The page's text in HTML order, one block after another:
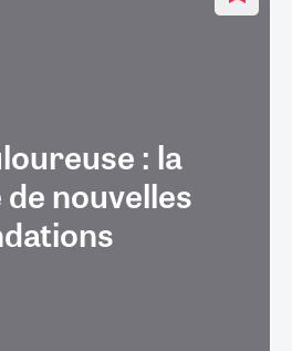
: la
nouvelles